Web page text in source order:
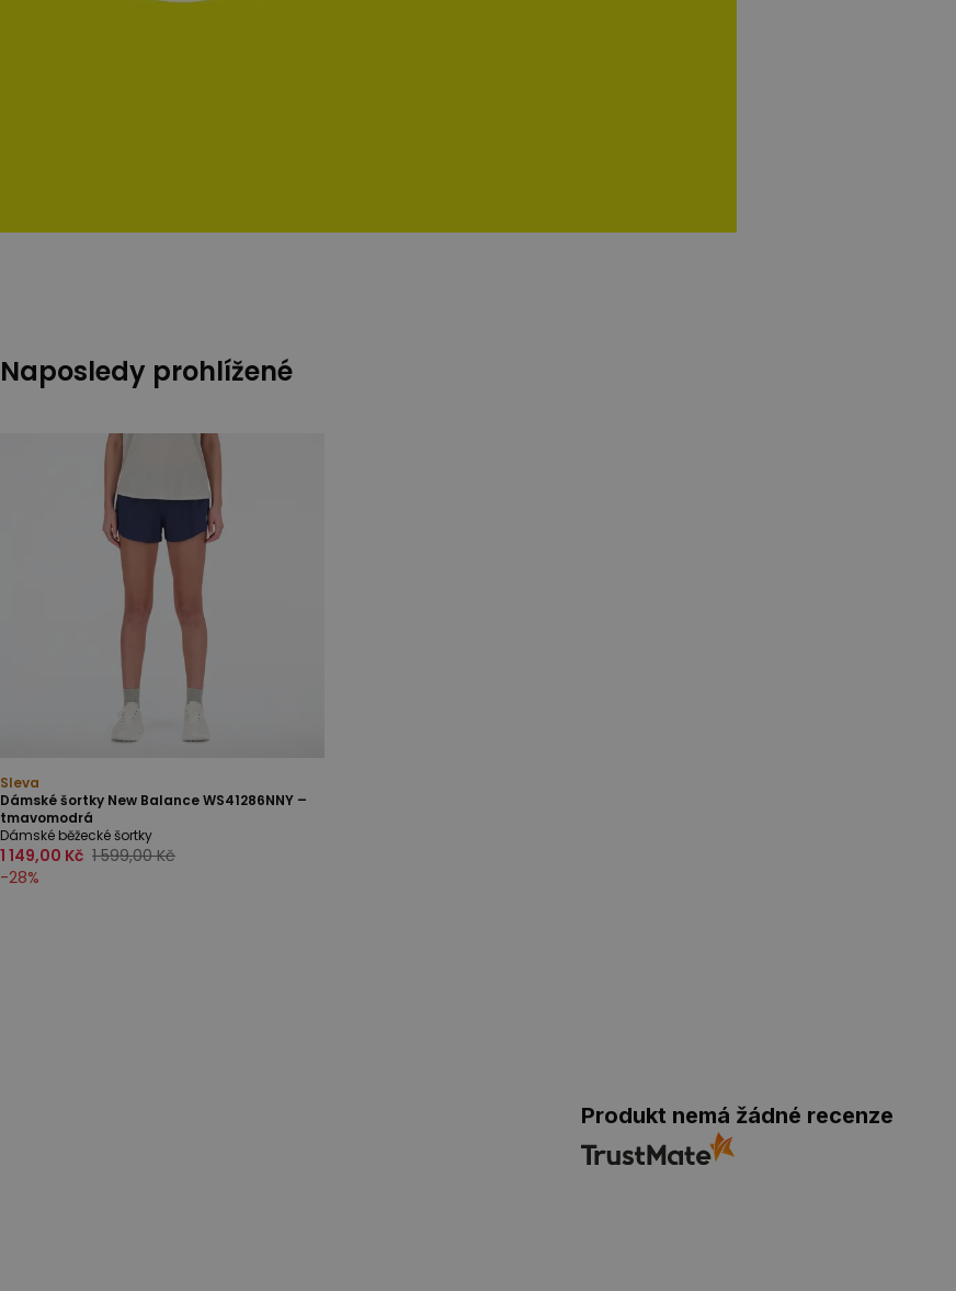
Naposledy prohlížené
Sleva
Dámské šortky New Balance WS41286NNY –
tmavomodrá
Dámské běžecké šortky
1 149,00 Kč 1 599,00 Kč
-28%
Produkt nemá žádné recenze